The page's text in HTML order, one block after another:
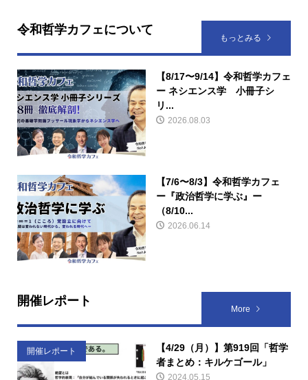
令和哲学カフェについて
もっとみる
【8/17〜9/14】令和哲学カフェ
ー ネシエンス学 小冊子シ
リ...
2026.08.03
【7/6〜8/3】令和哲学カフェ
ー『政治哲学に学ぶ』ー
（8/10...
2026.06.14
開催レポート
More
開催レポート
【4/29（月）】第919回「哲学
者まとめ：キルケゴール」
2024.05.15